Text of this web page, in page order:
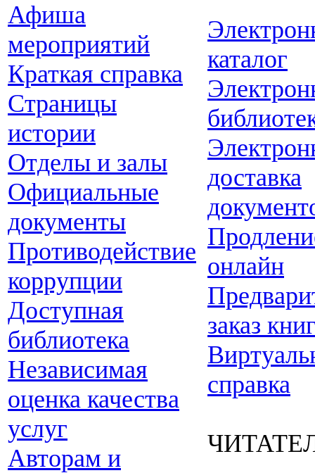
Афиша
мероприятий
Краткая справка
Страницы
истории
Отделы и залы
Официальные
документы
Противодействие
коррупции
Доступная
библиотека
Независимая
оценка качества
услуг
Авторам и
каталог
доставка
онлайн
заказ
справка